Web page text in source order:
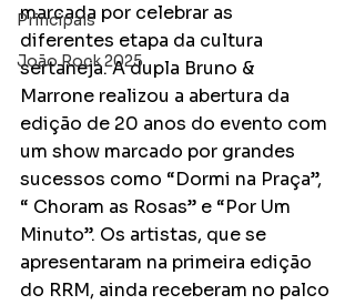
Principais
João Rock 2025
marcada por celebrar as
diferentes etapa da cultura
sertaneja. A dupla Bruno &
Marrone realizou a abertura da
edição de 20 anos do evento com
um show marcado por grandes
sucessos como “Dormi na Praça”,
“ Choram as Rosas” e “Por Um
Minuto”. Os artistas, que se
apresentaram na primeira edição
do RRM, ainda receberam no palco